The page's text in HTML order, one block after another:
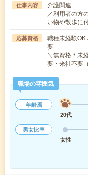
仕事内容
介護関連
／利用者の方
い物や散歩に
応募資格
職種未経験OK
要
＼無資格＊未
要・来社不要
職場の雰囲気
年齢層
20代
男女比率
女性